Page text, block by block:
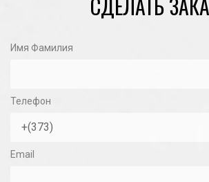
Имя Фамилия
Телефон
Email